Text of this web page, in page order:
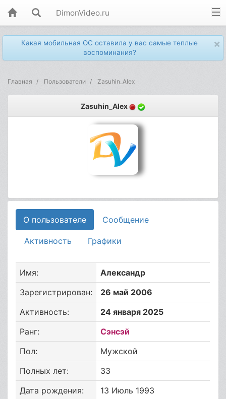
DimonVideo.ru
×
Какая мобильная ОС оставила у вас самые теплые
воспоминания?
Главная Пользователи Zasuhin_Alex
Zasuhin_Alex
О пользователе Сообщение
Активность Графики
Имя:
Александр
Зарегистрирован:
26 май 2006
Активность:
24 января 2025
Ранг:
Сэнсэй
Пол:
Мужской
Полных лет:
33
Дата рождения:
13 Июль 1993